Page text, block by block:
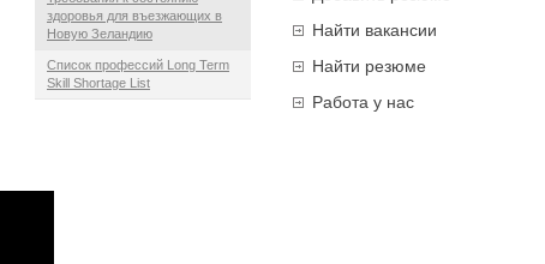
здоровья для въезжающих в
Новую Зеландию
Список профессий Long Term
Skill Shortage List
Найти вакансии
Найти резюме
Работа у нас